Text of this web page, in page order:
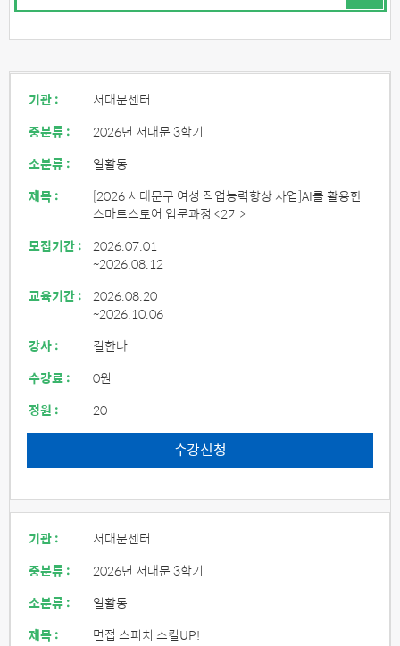
기관 :
서대문센터
중분류 :
2026년 서대문 3학기
소분류 :
일활동
제목 :
[2026 서대문구 여성 직업능력향상 사업]AI를 활용한
스마트스토어 입문과정 <2기>
모집기간 : 2026.07.01
~2026.08.12
교육기간 : 2026.08.20
~2026.10.06
강사 :
길한나
수강료 :
0원
정원 :
20
수강신청
기관 :
서대문센터
중분류 :
2026년 서대문 3학기
소분류 :
일활동
제목 :
면접 스피치 스킬UP!